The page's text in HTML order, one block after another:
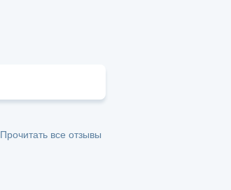
Прочитать все отзывы